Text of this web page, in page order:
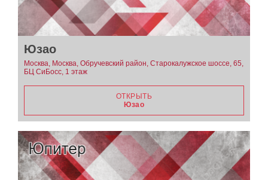
Юзао
Москва, Москва, Обручевский район, Старокалужское шоссе, 65,
БЦ СиБосс, 1 этаж
ОТКРЫТЬ
Юзао